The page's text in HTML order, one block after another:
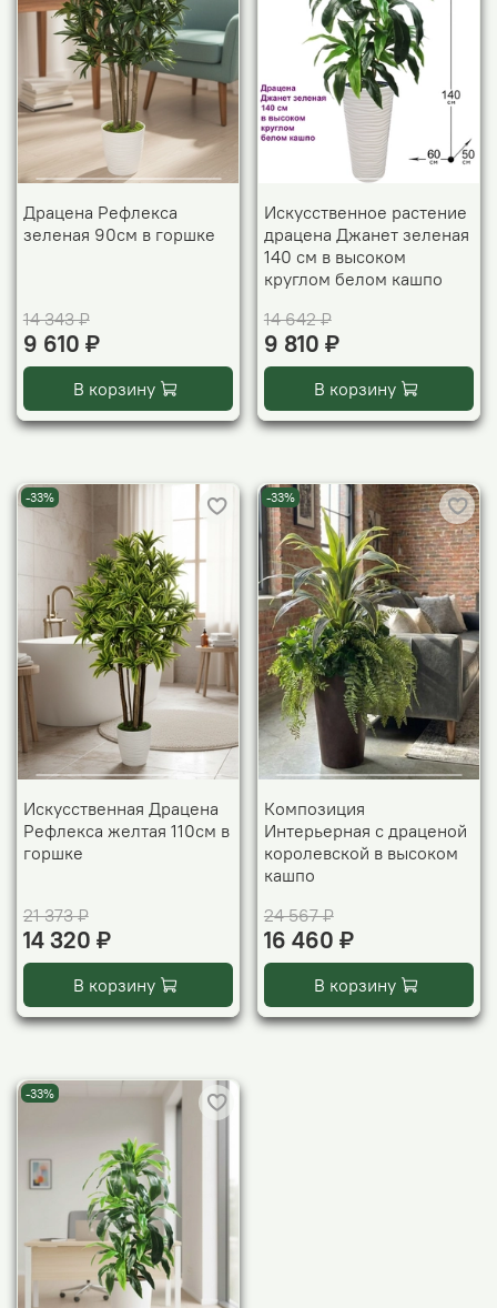
Драцена Рефлекса
зеленая 90см в горшке
14 343 ₽
9 610 ₽
В корзину
Искусственное растение
драцена Джанет зеленая
140 см в высоком
круглом белом кашпо
14 642 ₽
9 810 ₽
В корзину
-33%
Искусственная Драцена
Рефлекса желтая 110см в
горшке
21 373 ₽
14 320 ₽
В корзину
-33%
Композиция
Интерьерная с драценой
королевской в высоком
кашпо
24 567 ₽
16 460 ₽
В корзину
-33%